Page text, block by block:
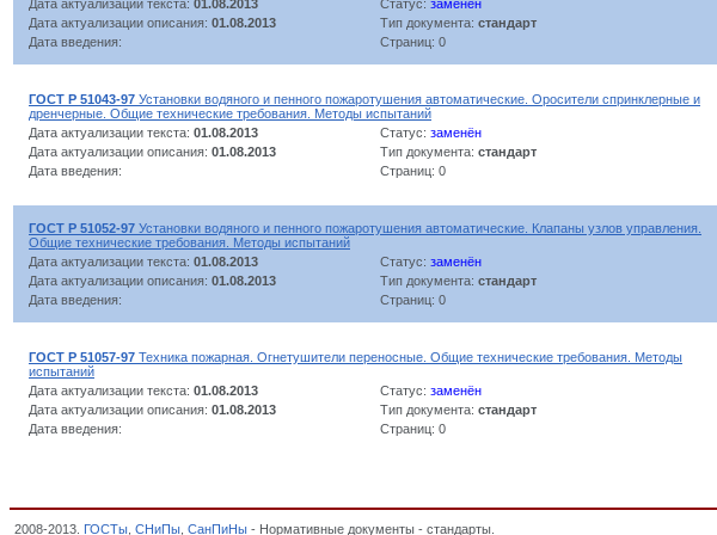
Дата актуализации текста: 01.08.2013 Статус: заменён
Дата актуализации описания: 01.08.2013 Тип документа: стандарт
Дата введения:
Страниц: 0
ГОСТ Р 51043-97 Установки водяного и пенного пожаротушения автоматические. Оросители спринклерные и
дренчерные. Общие технические требования. Методы испытаний
Дата актуализации текста: 01.08.2013 Статус: заменён
Дата актуализации описания: 01.08.2013 Тип документа: стандарт
Дата введения:
Страниц: 0
ГОСТ Р 51052-97 Установки водяного и пенного пожаротушения автоматические. Клапаны узлов управления.
Общие технические требования. Методы испытаний
Дата актуализации текста: 01.08.2013 Статус: заменён
Дата актуализации описания: 01.08.2013 Тип документа: стандарт
Дата введения:
Страниц: 0
ГОСТ Р 51057-97 Техника пожарная. Огнетушители переносные. Общие технические требования. Методы
испытаний
Дата актуализации текста: 01.08.2013 Статус: заменён
Дата актуализации описания: 01.08.2013 Тип документа: стандарт
Дата введения:
Страниц: 0
2008-2013. ГОСТы СНиПы СанПиНы - Нормативные документы - стандарты.